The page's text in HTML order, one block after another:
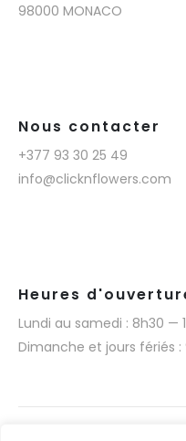
98000 MONACO
Nous contacter
+377 93 30 25 49
info@clicknflowers.com
Heures
Lundi au samedi : 8h30 —
Dimanche et jours fériés :